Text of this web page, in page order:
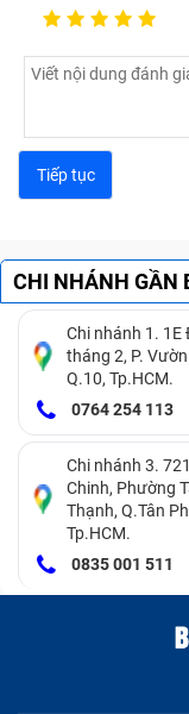
CHI NHÁNH GẦN
Chi nhánh 1. 1E
tháng 2, P.
Q.10, Tp.HCM.
0764 254 113
Chi nhánh 3.
Chinh, Phường
Thạnh, Q.Tân
Tp.HCM.
0835 001 511